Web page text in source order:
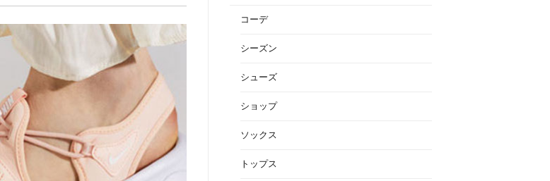
コーデ
シーズン
シューズ
ショップ
ソックス
トップス